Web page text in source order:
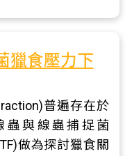
獵食壓力下
普遍存在於
蟲與線蟲捕捉菌
做為探討獵食關